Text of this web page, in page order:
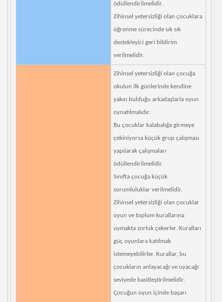
ödüllendirilmelidir.
Zihinsel yetersizliği olan çocuklara
öğrenme sürecinde sık sık
destekleyici geri bildirim
verilmelidir.
Zihinsel yetersizliği olan çocuğa
okulun ilk günlerinde kendine
yakın bulduğu arkadaşlarla oyun
oynatılmalıdır.
Bu çocuklar kalabalığa girmeye
çekiniyorsa küçük grup çalışması
yapılarak çalışmaları
ödüllendirilmelidir.
Sınıfta çocuğa küçük
sorumluluklar verilmelidir.
Zihinsel yetersizliği olan çocuklar
oyun ve toplum kurallarına
uymakta zorluk çekerler. Kuralları
güç oyunlara katılmak
istemeyebilirler. Kurallar, bu
çocukların anlayacağı ve uyacağı
seviyede basitleştirilmelidir.
Çocuğun oyun içinde başarı